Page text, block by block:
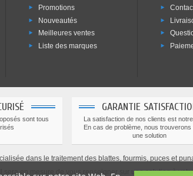
Promotions
Nouveautés
Meilleures ventes
Liste des marques
sont tous
GARANTIE
La satisfaction de nos clients est notre
En cas de problème, nous trouverons
une solution
dans le traitement des blattes, fourmis, puces et
en mesure de vous renseigner sur une solution à